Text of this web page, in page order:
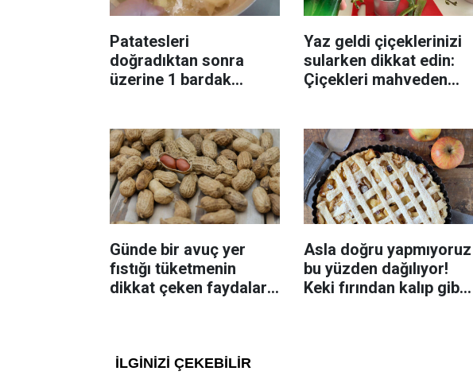
Patatesleri
doğradıktan sonra
üzerine 1 bardak
Yaz geldi çiçeklerinizi
sularken dikkat edin:
Çiçekleri mahveden
Günde bir avuç yer
fıstığı tüketmenin
dikkat çeken faydaları:
Asla doğru yapmıyoruz
bu yüzden dağılıyor!
Keki fırından kalıp gibi